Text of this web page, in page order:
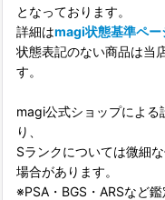
となっております。
詳細はmagi状態基準ペー
状態表記のない商品は当
す。
magi公式ショップによる
り、
Sランクについては微細
場合があります。
※PSA・BGS・ARSなど鑑